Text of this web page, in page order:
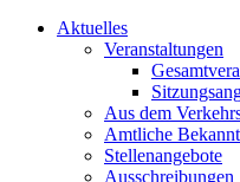
Aktuelles
Veranstaltungen
Aus dem
Amtliche
Stellenangebote
Ausschreibungen